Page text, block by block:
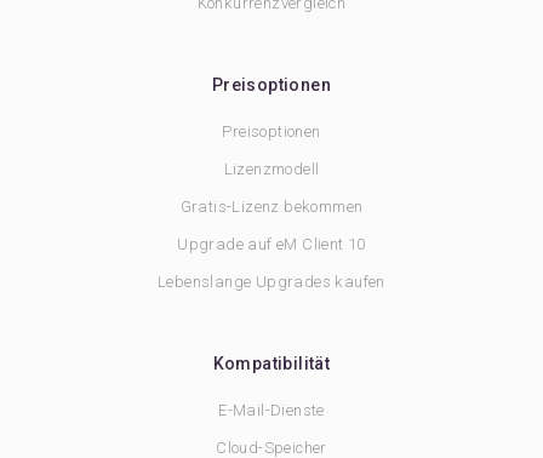
Preisoptionen
Preisoptionen
Lizenzmodell
Gratis-Lizenz bekommen
Upgrade auf eM Client 10
Lebenslange Upgrades kaufen
Kompatibilität
E-Mail-Dienste
Cloud-Speicher